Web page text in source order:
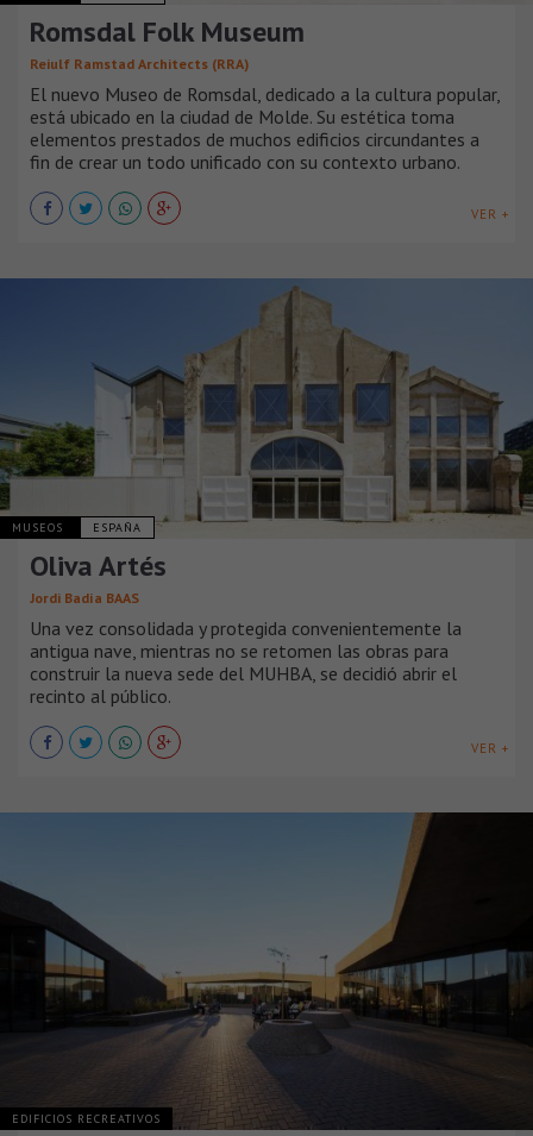
Romsdal Folk Museum
Reiulf Ramstad Architects (RRA)
El nuevo Museo de Romsdal, dedicado a la cultura popular,
está ubicado en la ciudad de Molde. Su estética toma
elementos prestados de muchos edificios circundantes a
fin de crear un todo unificado con su contexto urbano.
VER +
MUSEOS ESPAÑA
Oliva Artés
Jordi Badía BAAS
Una vez consolidada y protegida convenientemente la
antigua nave, mientras no se retomen las obras para
construir la nueva sede del MUHBA, se decidió abrir el
recinto al público.
VER +
EDIFICIOS RECREATIVOS